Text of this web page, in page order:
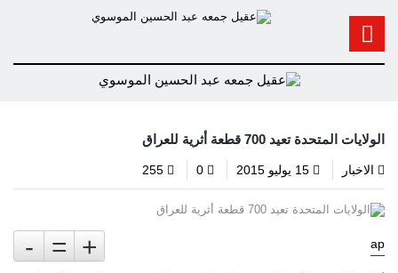
الولايات المتحدة تعيد 700 قطعة أثرية للعراق
الاخبار
ap
+
=
-